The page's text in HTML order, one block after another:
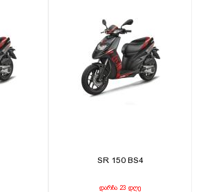
SR 150 BS4
დარჩა 23 დღე